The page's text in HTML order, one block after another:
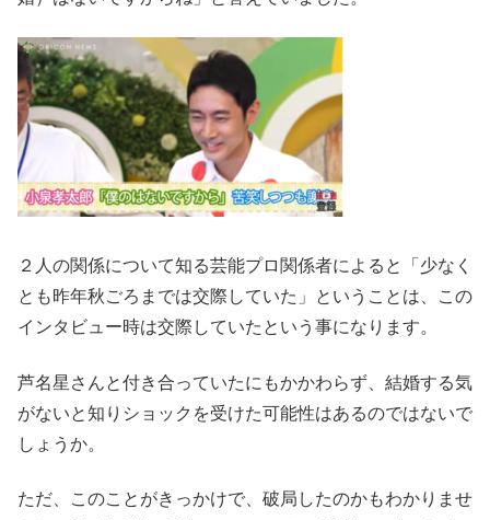
２人の関係について知る芸能プロ関係者によると「少なく
とも昨年秋ごろまでは交際していた」ということは、この
インタビュー時は交際していたという事になります。
芦名星さんと付き合っていたにもかかわらず、結婚する気
がないと知りショックを受けた可能性はあるのではないで
しょうか。
ただ、このことがきっかけで、破局したのかもわかりませ